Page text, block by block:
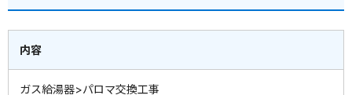
内容
ガス給湯器>パロマ交換工事